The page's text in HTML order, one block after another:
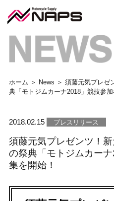
ホーム ＞ News ＞ 須藤元気プレゼ
典「モトジムカーナ2018」競技参加
2018.02.15 プレスリリース
須藤元気プレゼンツ！
の祭典「モトジムカー
集を開始！